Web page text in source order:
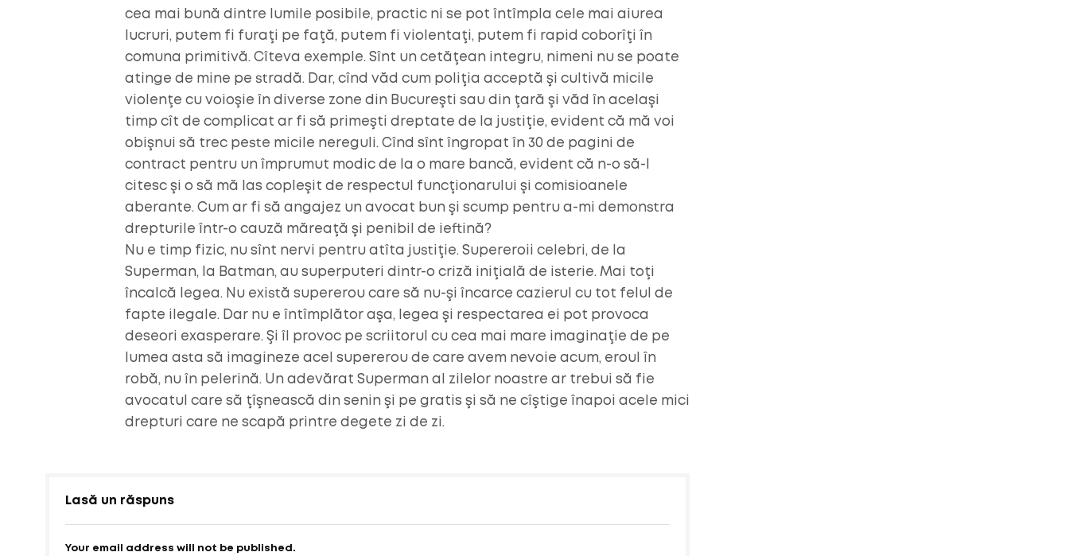
cea mai bună dintre lumile posibile, practic ni se pot întîmpla cele mai aiurea
lucruri, putem fi furaţi pe faţă, putem fi violentaţi, putem fi rapid coborîţi în
comuna primitivă. Cîteva exemple. Sînt un cetăţean integru, nimeni nu se poate
atinge de mine pe stradă. Dar, cînd văd cum poliţia acceptă şi cultivă micile
violenţe cu voioşie în diverse zone din Bucureşti sau din ţară şi văd în acelaşi
timp cît de complicat ar fi să primeşti dreptate de la justiţie, evident că mă voi
obişnui să trec peste micile nereguli. Cînd sînt îngropat în 30 de pagini de
contract pentru un împrumut modic de la o mare bancă, evident că n-o să-l
citesc şi o să mă las copleşit de respectul funcţionarului şi comisioanele
aberante. Cum ar fi să angajez un avocat bun şi scump pentru a-mi demonstra
drepturile într-o cauză măreaţă şi penibil de ieftină?
Nu e timp fizic, nu sînt nervi pentru atîta justiţie. Supereroii celebri, de la
Superman, la Batman, au superputeri dintr-o criză iniţială de isterie. Mai toţi
încalcă legea. Nu există supererou care să nu-şi încarce cazierul cu tot felul de
fapte ilegale. Dar nu e întîmplător aşa, legea şi respectarea ei pot provoca
deseori exasperare. Şi îl provoc pe scriitorul cu cea mai mare imaginaţie de pe
lumea asta să imagineze acel supererou de care avem nevoie acum, eroul în
robă, nu în pelerină. Un adevărat Superman al zilelor noastre ar trebui să fie
avocatul care să ţîşnească din senin şi pe gratis şi să ne cîştige înapoi acele mici
drepturi care ne scapă printre degete zi de zi.
Lasă un răspuns
Your email address will not be published.